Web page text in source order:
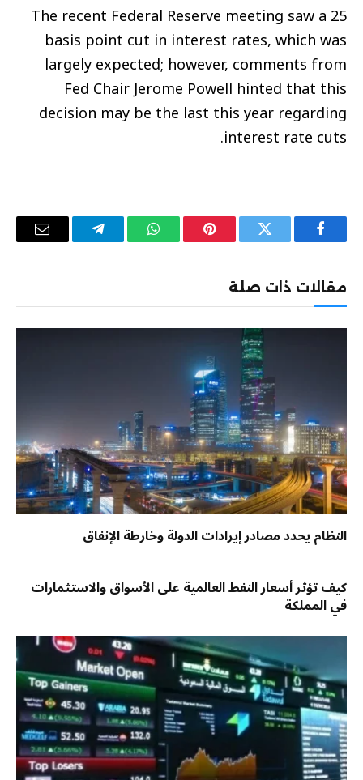
The recent Federal Reserve meeting saw a 25
basis point cut in interest rates, which was
largely expected; however, comments from
Fed Chair Jerome Powell hinted that this
decision may be the last this year regarding
interest rate cuts.
فيسبوك تويتر بينتيريستواتساب تيلقرام
البريد
مقالات ذات صلة
النظام يحدد مصادر إيرادات الدولة وخارطة الإنفاق
كيف تؤثر أسعار النفط العالمية على الأسواق والاستثمارات
في المملكة